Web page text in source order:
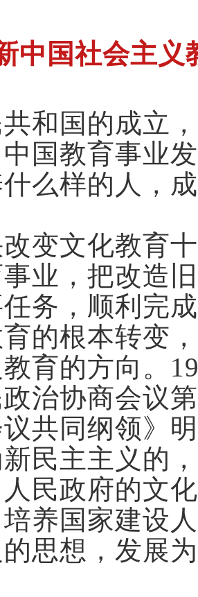
中国社会主义
和国的成立
国教育事业
么样的人，
变文化教育
业，把改造
务，顺利完
的根本转变
育的方向。
治协商会议
共同纲领》
民主主义的
民政府的文
养国家建设
思想，发展